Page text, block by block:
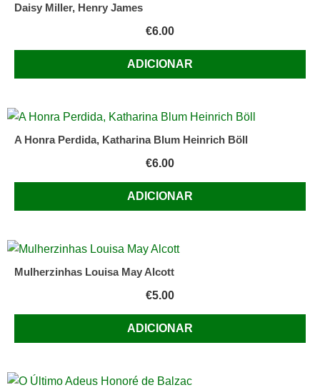
Daisy Miller, Henry James
€6.00
ADICIONAR
A Honra Perdida, Katharina Blum Heinrich Böll
€6.00
ADICIONAR
Mulherzinhas Louisa May Alcott
€5.00
ADICIONAR